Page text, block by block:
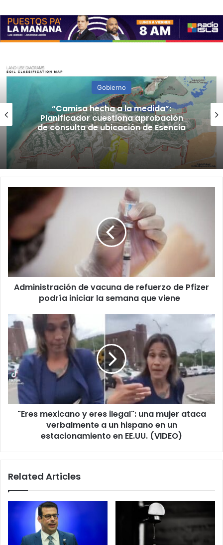
Gobierno
“Camisa hecha a la medida”:
Planificador cuestiona aprobación
de consulta de ubicación de Esencia
Administración
vacuna
refuerzo
Pfizer
podría
iniciar
viene
Administración de vacuna de refuerzo de Pfizer
podría iniciar la semana que viene
"Eres
mexicano
eres
ilegal":
una
mujer
ataca
verbalmente
un
en
"Eres mexicano y eres ilegal": una mujer ataca
verbalmente a un hispano en un
estacionamiento en EE.UU. (VIDEO)
Related Articles